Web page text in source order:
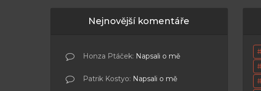
Nejnovější komentáře
Honza Ptáček: Napsali o mě
Patrik Kostyo: Napsali o mě